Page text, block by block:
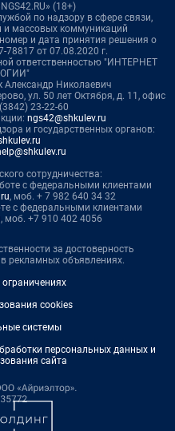
(18+)
по надзору в сфере связи,
и массовых коммуникаций
и дата принятия решения о
от 07.08.2020 г.
ответственностью "ИНТЕРНЕТ
Александр Николаевич
ул. 50 лет Октября, д. 11, офис
23-22-60
ngs42@shkulev.ru
и государственных органов:
сотрудничества:
с федеральными клиентами
, моб. + 7 982 640 34 32
с федеральными клиентами
, моб. +7 910 402 4056
за достоверность
рекламных объявлениях.
cookies
системы
персональных данных и
сайта